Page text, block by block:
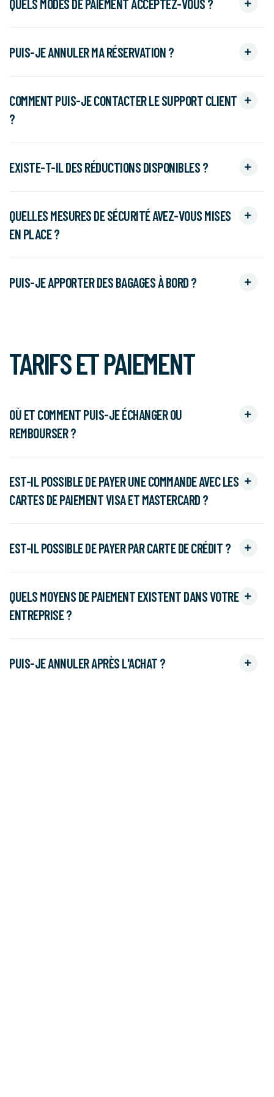
QUELS MODES DE PAIEMENT ACCEPTEZ-VOUS ?
PUIS-JE ANNULER MA RÉSERVATION ?
COMMENT PUIS-JE CONTACTER LE SUPPORT CLIENT
?
EXISTE-T-IL DES RÉDUCTIONS DISPONIBLES ?
QUELLES MESURES DE SÉCURITÉ AVEZ-VOUS MISES
EN PLACE ?
PUIS-JE APPORTER DES BAGAGES À BORD ?
TARIFS ET PAIEMENT
OÙ ET COMMENT PUIS-JE ÉCHANGER OU
REMBOURSER ?
EST-IL POSSIBLE DE PAYER UNE COMMANDE AVEC LES
CARTES DE PAIEMENT VISA ET MASTERCARD ?
EST-IL POSSIBLE DE PAYER PAR CARTE DE CRÉDIT ?
QUELS MOYENS DE PAIEMENT EXISTENT DANS VOTRE
ENTREPRISE ?
PUIS-JE ANNULER APRÈS L'ACHAT ?